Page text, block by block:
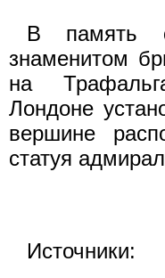
В память
знаменитом
на
Лондоне
вершине
статуя
Источники: